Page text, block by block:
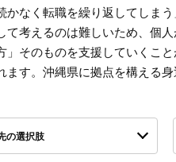
なく転職を繰り返してしま
考えるのは難しいため、個
そのものを支援していくこ
す。沖縄県に拠点を構える
の選択肢